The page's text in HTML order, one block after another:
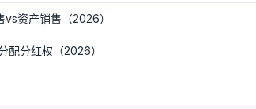
资产销售（2026）
配分红权（2026）